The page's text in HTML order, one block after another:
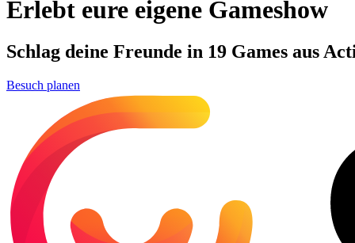
Erlebt eure eigene Gameshow
Schlag deine Freunde in 19 Games aus
Besuch planen